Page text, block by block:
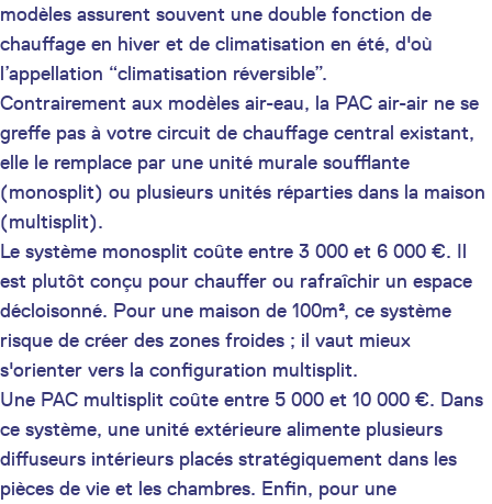
modèles assurent souvent une double fonction de
chauffage en hiver et de climatisation en été, d'où
l’appellation “climatisation réversible”.
Contrairement aux modèles air-eau, la PAC air-air ne se
greffe pas à votre circuit de chauffage central existant,
elle le remplace par une unité murale soufflante
(monosplit) ou plusieurs unités réparties dans la maison
(multisplit).
Le système monosplit coûte entre 3 000 et 6 000 €. Il
est plutôt conçu pour chauffer ou rafraîchir un espace
décloisonné. Pour une maison de 100m², ce système
risque de créer des zones froides ; il vaut mieux
s'orienter vers la configuration multisplit.
Une PAC multisplit coûte entre 5 000 et 10 000 €. Dans
ce système, une unité extérieure alimente plusieurs
diffuseurs intérieurs placés stratégiquement dans les
pièces de vie et les chambres. Enfin, pour une